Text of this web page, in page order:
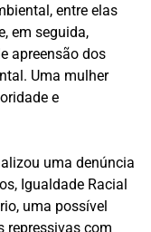
entre elas
em seguida,
apreensão dos
Uma mulher
e
uma denúncia
Igualdade Racial
uma possível
repressivas com